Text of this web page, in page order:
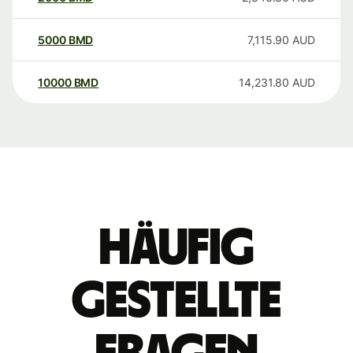
5000 BMD 7,115.90 AUD
10000 BMD 14,231.80 AUD
Häufig
gestellte